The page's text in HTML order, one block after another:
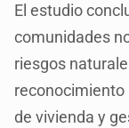
El estudio
comunidades
riesgos
de vivienda y